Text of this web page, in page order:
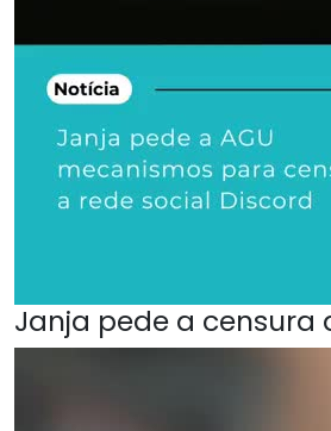
Janja pede a censura